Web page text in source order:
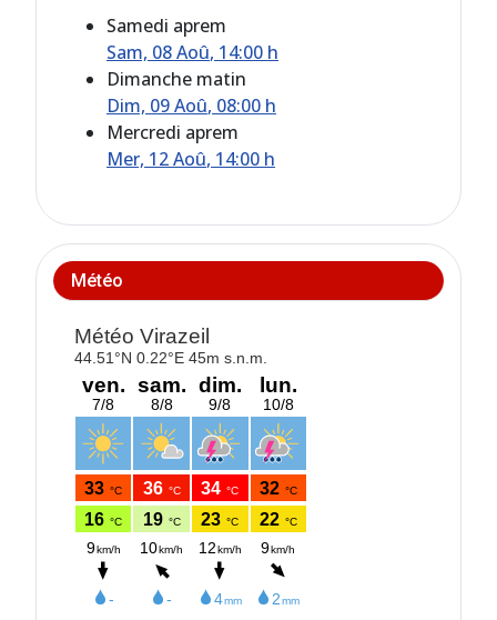
Samedi aprem
Sam, 08 Aoû, 14:00 h
Dimanche matin
Dim, 09 Aoû, 08:00 h
Mercredi aprem
Mer, 12 Aoû, 14:00 h
Météo